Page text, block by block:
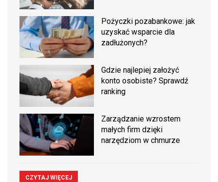
Pożyczki pozabankowe: jak
uzyskać wsparcie dla
zadłużonych?
Gdzie najlepiej założyć
konto osobiste? Sprawdź
ranking
Zarządzanie wzrostem
małych firm dzięki
narzędziom w chmurze
CZYTAJ WIĘCEJ